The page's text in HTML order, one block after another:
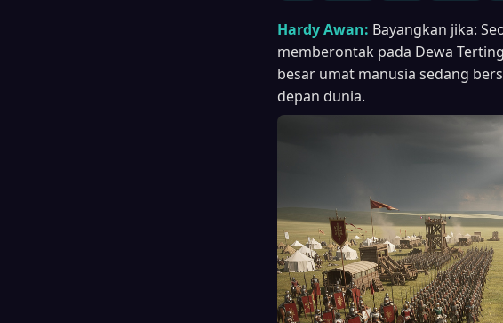
Hardy Awan: Bayangkan jika:
memberontak pada Dewa
besar umat manusia sedang
depan dunia.